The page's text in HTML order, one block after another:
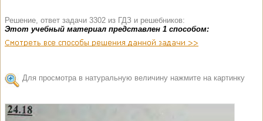
Решение, ответ задачи 3302 из ГДЗ и решебников:
Этот учебный материал представлен 1 способом:
Для просмотра в натуральную величину нажмите на картинку